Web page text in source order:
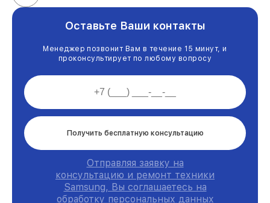
Оставьте Ваши контакты
Менеджер позвонит Вам в течение 15 минут, и
проконсультирует по любому вопросу
Получить бесплатную консультацию
Отправляя заявку на
консультацию и ремонт техники
Samsung, Вы соглашаетесь на
обработку персональных данных